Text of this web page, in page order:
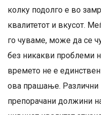
колку подолго е во
квалитетот и вкусот.
го чуваме, може да се
без никакви проблеми
времето не е
ова прашање. Различни
препорачани должини